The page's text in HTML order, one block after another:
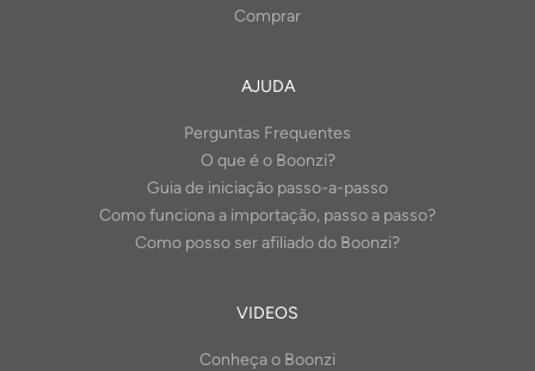
Comprar
AJUDA
Perguntas Frequentes
O que é o Boonzi?
Guia de iniciação passo-a-passo
Como funciona a importação, passo a passo?
Como posso ser afiliado do Boonzi?
VIDEOS
Conheça o Boonzi